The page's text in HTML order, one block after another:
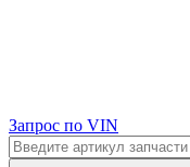
Запрос по VIN